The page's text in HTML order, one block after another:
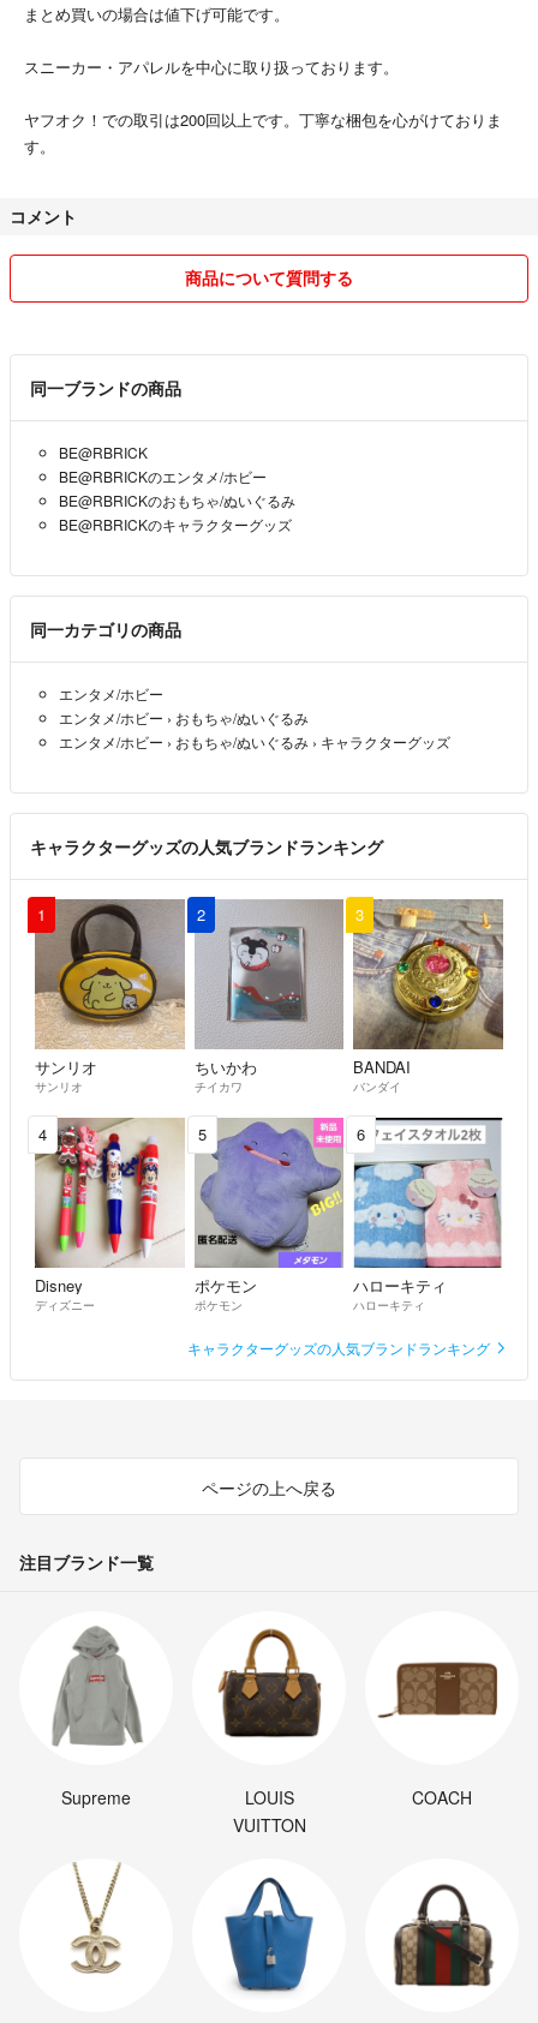
まとめ買いの場合は値下げ可能です。
スニーカー・アパレルを中心に取り扱っております。
ヤフオク！での取引は200回以上です。丁寧な梱包を心がけておりま
す。
コメント
商品について質問する
同一ブランドの商品
BE@RBRICK
BE@RBRICKのエンタメ/ホビー
BE@RBRICKのおもちゃ/ぬいぐるみ
BE@RBRICKのキャラクターグッズ
同一カテゴリの商品
エンタメ/ホビー
エンタメ/ホビー › おもちゃ/ぬいぐるみ
エンタメ/ホビー › おもちゃ/ぬいぐるみ › キャラクターグッズ
キャラクターグッズの人気ブランドランキング
1
サンリオ
サンリオ
2
ちいかわ
チイカワ
3
BANDAI
バンダイ
4
Disney
ディズニー
5
ポケモン
ポケモン
6
ハローキティ
ハローキティ
キャラクターグッズの人気ブランドランキング
ページの上へ戻る
注目ブランド一覧
Supreme
LOUIS
VUITTON
COACH